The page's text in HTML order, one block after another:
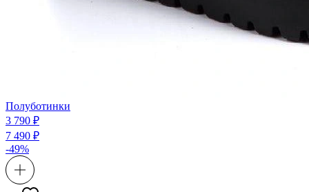
Полуботинки
3 790 ₽
7 490 ₽
-49%